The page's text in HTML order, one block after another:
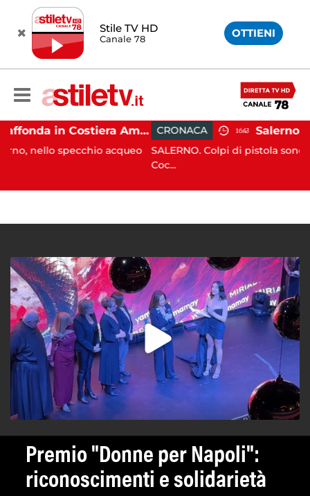
Stile TV HD
Canale 78 OTTIENI
Gozzo affonda in Costiera Amalfitana: occupanti soccorsi da altri natanti
acqueo
CRONACA 16:43
SALERNO. Colpi di pistola sono stati esplosi
Premio "Donne per Napoli":
riconoscimenti e solidarietà